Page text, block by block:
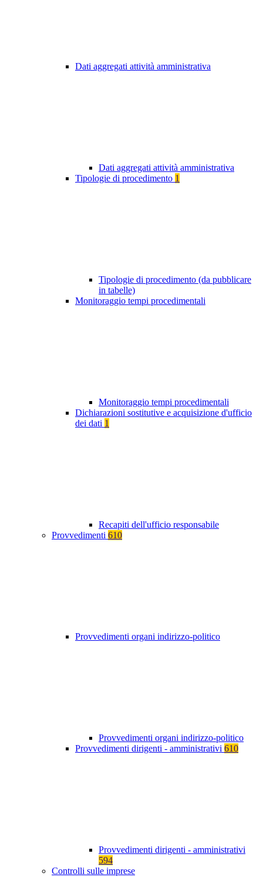
Dati aggregati attività amministrativa
Dati aggregati attività amministrativa
Tipologie di procedimento 1
Tipologie di procedimento (da pubblicare
in tabelle)
Monitoraggio tempi procedimentali
Monitoraggio tempi procedimentali
Dichiarazioni sostitutive e acquisizione d'ufficio
dei dati 1
Recapiti dell'ufficio responsabile
Provvedimenti 610
Provvedimenti organi indirizzo-politico
Provvedimenti organi indirizzo-politico
Provvedimenti dirigenti - amministrativi 610
Provvedimenti dirigenti - amministrativi
594
Controlli sulle imprese